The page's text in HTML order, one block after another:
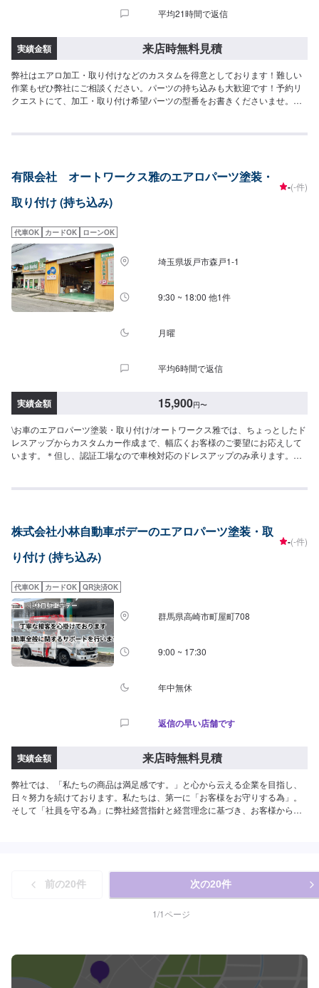
平均21時間で返信
実績金額 来店時無料見積
弊社はエアロ加工・取り付けなどのカスタムを得意としております！難しい
作業もぜひ弊社にご相談ください。パーツの持ち込みも大歓迎です！予約リ
クエストにて、加工・取り付け希望パーツの型番をお書きくださいませ。✅
ルシェなどの修理実績もございますので、高級車、希少車の修理もお任せく
車・バン・1BOX
有限会社 オートワークス雅のエアロパーツ塗装・
取り付け (持ち込み)
-(-件)
代車OK カードOK ローンOK
埼玉県坂戸市森戸1-1
9:30 ~ 18:00 他1件
月曜
平均6時間で返信
実績金額 15,900円〜
\お車のエアロパーツ塗装・取り付け/オートワークス雅では、ちょっとしたド
レスアップからカスタムカー作成まで、幅広くお客様のご要望にお応えして
います。＊但し、認証工場なので車検対応のドレスアップのみ承ります。オ
ています。【自動車板金修理のプロショップ】⭐️充実した設備⭐️様々なお客様
装ブース完備！！事故車の修理からドレスアップ・カスタムペイントまで美
しい仕上がりを実現します。チリやホコリをシャットアウトし、作業環境の
向上を実現。短納期でよりよい仕上がりをお約束します。⭕️マスキング塗装
有ると、この隙間から塗料が不必要な箇所に付着してしまいますので、細心
の注意を払います。⭕️塗料色の調色時に塗料をかくはんし、仕上がりの品質
を保ちます。【代車について】🚙代車の無料貸し出しを行なっております。
ご希望の方はお気軽にお問合せください。※燃料代はお客様負担となります。
また、状況により貸し出しできかねる場合もございます。【営業時間・定休
日】⏰営業時間：9時30分〜18時🗓定休日：月曜・祝日
株式会社小林自動車ボデーのエアロパーツ塗装・取
り付け (持ち込み)
-(-件)
代車OK カードOK QR決済OK
群馬県高崎市町屋町708
9:00 ~ 17:30
年中無休
返信の早い店舗です
実績金額 来店時無料見積
弊社では、「私たちの商品は満足感です。」と心から云える企業を目指し、
日々努力を続けております。私たちは、第一に「お客様をお守りする為」。
そして「社員を守る為」に弊社経営指針と経営理念に基づき、お客様から選
せ、活動に愚直に取り組んでいく所存でございます。--------------------------------
------------------【1】オファーにてお問い合わせ【2】お見積り【3】お見積り
にご納得いただければ作業開始【4】仕上がり次第納車-----納期について-----
納期は通常1週間程度となります。納期は前後する場合がございます。予め、
を西方面に曲がり約1km進む。下大島・町屋工業団地という看板がある交差
点を左折。その後70m先で右折すると30m先に当社がございます。【定休
前の20件 次の20件
1/1ページ